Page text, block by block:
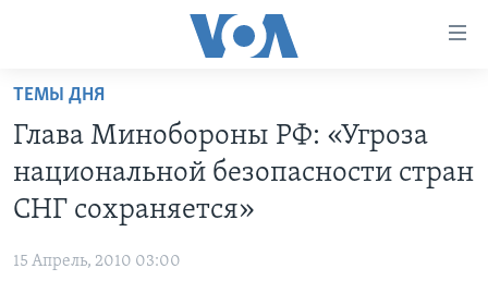
Перейти
основной
контент
Перейти
основной
навигации
АМЕРИКА
ИТОГИ
ПРОЕКТЫ
НАША АМЕРИКАНСКАЯ ИСТОРИЯ
ИНТЕРВЬЮ
ТЕМЫ ДНЯ
Глава Минобороны РФ: «Угроза
национальной безопасности стран
СНГ сохраняется»
15 Апрель, 2010 03:00